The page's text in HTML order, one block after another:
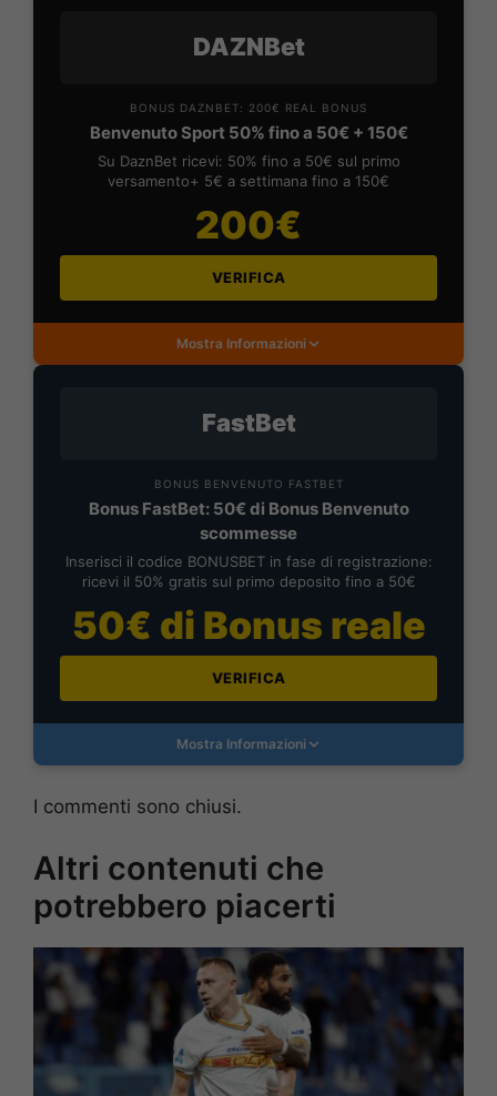
DAZNBet
BONUS DAZNBET: 200€ REAL BONUS
Benvenuto Sport 50% fino a 50€ + 150€
Su DaznBet ricevi: 50% fino a 50€ sul primo
versamento+ 5€ a settimana fino a 150€
200€
VERIFICA
Mostra Informazioni
FastBet
BONUS BENVENUTO FASTBET
Bonus FastBet: 50€ di Bonus Benvenuto
scommesse
Inserisci il codice BONUSBET in fase di registrazione:
ricevi il 50% gratis sul primo deposito fino a 50€
50€ di Bonus reale
VERIFICA
Mostra Informazioni
I commenti sono chiusi.
Altri contenuti che
potrebbero piacerti